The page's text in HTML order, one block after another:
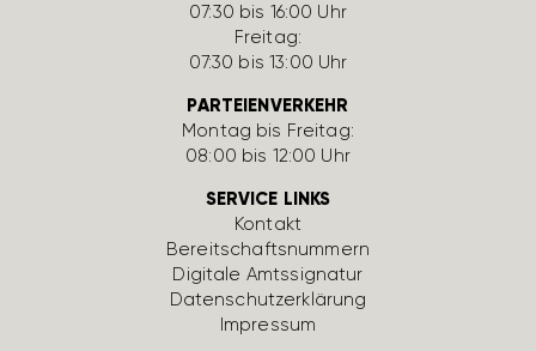
07:30 bis 16:00 Uhr
Freitag:
07:30 bis 13:00 Uhr
PARTEIENVERKEHR
Montag bis Freitag:
08:00 bis 12:00 Uhr
SERVICE LINKS
Kontakt
Bereit­schafts­num­mern
Digi­tale Amts­si­gnatur
Daten­schutz­er­klä­rung
Impressum